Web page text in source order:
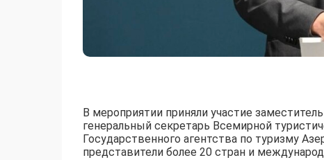
В мероприятии приняли участие
генеральный секретарь Всемирной
Государственного агентства по туризму
представители более 20 стран и